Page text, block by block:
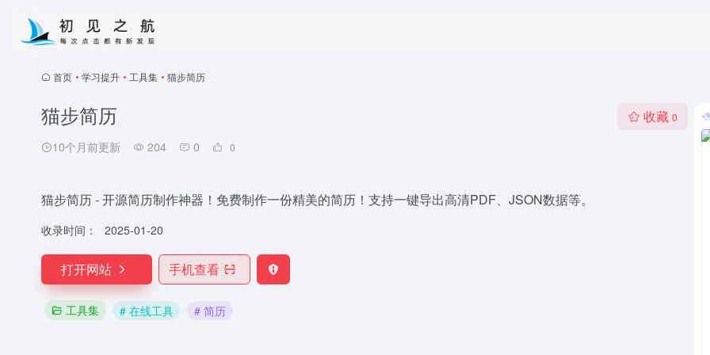
首页 • 学习提升 • 工具集 • 猫步简历
猫步简历
10个月前更新 204 0 0
收藏 0
猫步简历 - 开源简历制作神器！免费制作一份精美的简历！支持一键导出高清PDF、JSON数据等。
收录时间： 2025-01-20
打开网站 手机查看
工具集 # 在线工具 # 简历